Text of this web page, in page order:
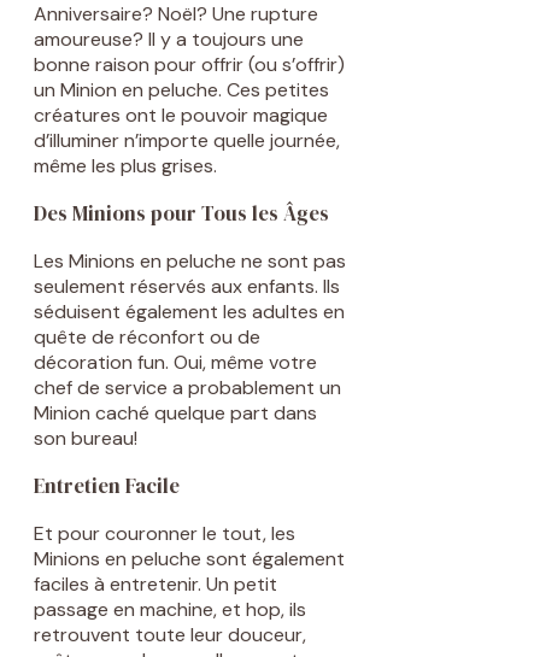
Anniversaire? Noël? Une rupture
amoureuse? Il y a toujours une
bonne raison pour offrir (ou s’offrir)
un Minion en peluche. Ces petites
créatures ont le pouvoir magique
d’illuminer n’importe quelle journée,
même les plus grises.
Des Minions pour Tous les Âges
Les Minions en peluche ne sont pas
seulement réservés aux enfants. Ils
séduisent également les adultes en
quête de réconfort ou de
décoration fun. Oui, même votre
chef de service a probablement un
Minion caché quelque part dans
son bureau!
Entretien Facile
Et pour couronner le tout, les
Minions en peluche sont également
faciles à entretenir. Un petit
passage en machine, et hop, ils
retrouvent toute leur douceur,